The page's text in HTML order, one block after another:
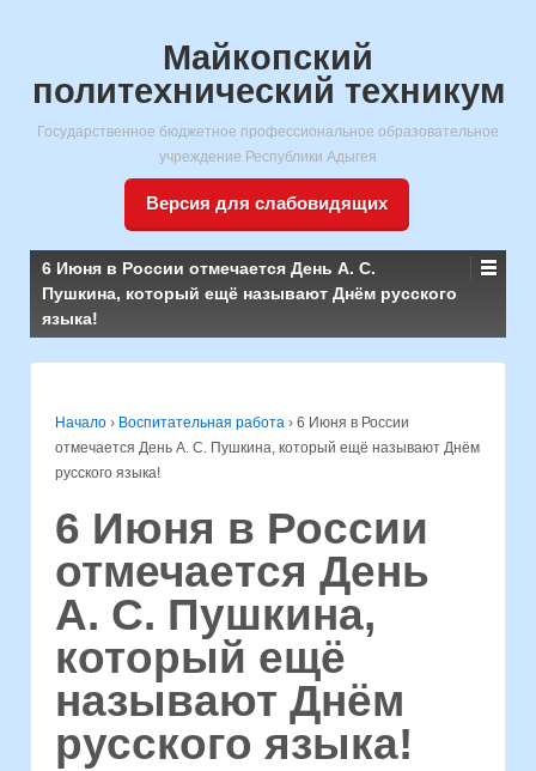
Майкопский
политехнический техникум
Государственное бюджетное профессиональное образовательное
учреждение Республики Адыгея
Версия для слабовидящих
6 Июня в России отмечается День А. С.
Пушкина, который ещё называют Днём русского
языка!
Начало › Воспитательная работа › 6 Июня в России
отмечается День А. С. Пушкина, который ещё называют Днём
русского языка!
6 Июня в России
отмечается День
А. С. Пушкина,
который ещё
называют Днём
русского языка!